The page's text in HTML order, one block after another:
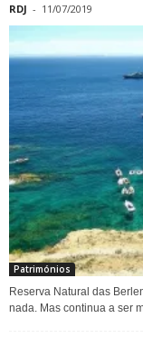
RDJ - 11/07/2019
Patrimónios
Reserva Natural das
nada. Mas continua a ser